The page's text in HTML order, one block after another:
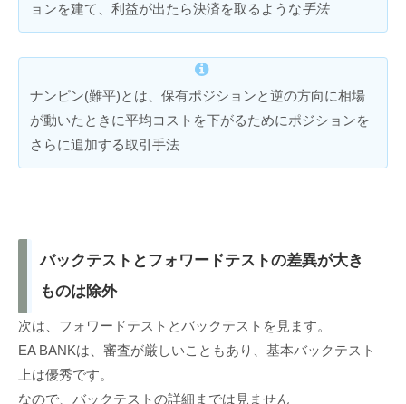
ョンを建て、利益が出たら決済を取るような手法
ナンピン(難平)とは、保有ポジションと逆の方向に相場
が動いたときに平均コストを下がるためにポジションを
さらに追加する取引手法
バックテストとフォワードテストの差異が大き
ものは除外
次は、フォワードテストとバックテストを見ます。
EA BANKは、審査が厳しいこともあり、基本バックテスト
上は優秀です。
なので、バックテストの詳細までは見ません